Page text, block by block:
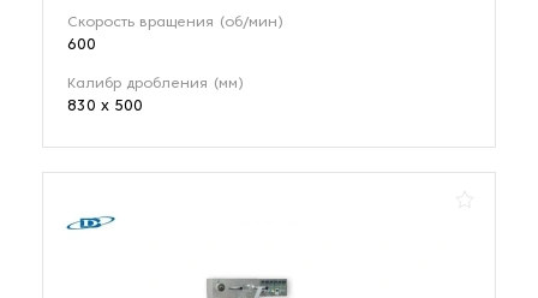
Скорость вращения (об/мин)
600
Калибр дробления (мм)
830 х 500